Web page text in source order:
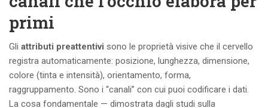
primi
Gli attributi preattentivi sono le proprietà visive che il cervello
registra automaticamente: posizione, lunghezza, dimensione,
colore (tinta e intensità), orientamento, forma,
raggruppamento. Sono i “canali” con cui puoi codificare i dati.
La cosa fondamentale — dimostrata dagli studi sulla